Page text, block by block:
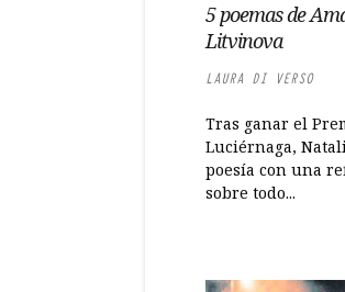
5 poemas de
Litvinova
LAURA DI VERSO
Tras ganar el
Luciérnaga,
poesía con una
sobre todo...